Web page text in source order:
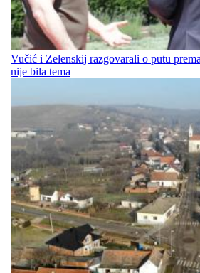
Vučić i Zelenskij razgovarali o putu
nije bila tema